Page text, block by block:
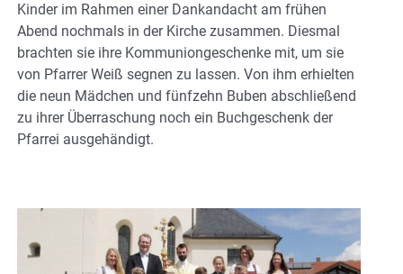
Kinder im Rahmen einer Dankandacht am frühen
Abend nochmals in der Kirche zusammen. Diesmal
brachten sie ihre Kommuniongeschenke mit, um sie
von Pfarrer Weiß segnen zu lassen. Von ihm erhielten
die neun Mädchen und fünfzehn Buben abschließend
zu ihrer Überraschung noch ein Buchgeschenk der
Pfarrei ausgehändigt.